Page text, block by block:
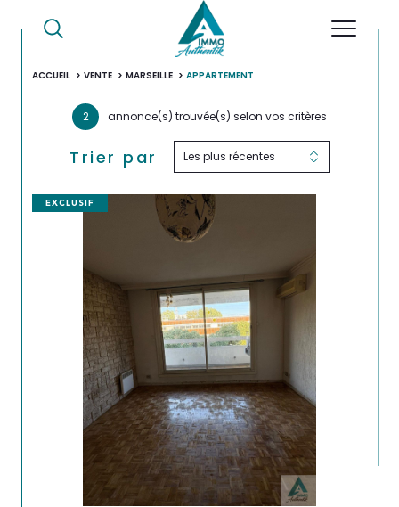
ACCUEIL VENTE MARSEILLE APPARTEMENT
2 annonce(s) trouvée(s) selon vos critères
Trier par Les plus récentes
EXCLUSIF